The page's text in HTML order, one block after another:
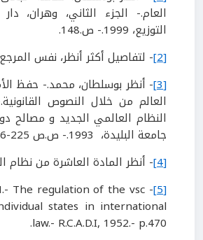
العام.- الجزء الثاني، وهران،
التوزيع، 1999.- ص.148.
[2] - لتفاصيل أكثر أنظر، نفس المرجع
[3] - أنظر بوسلطان، محمد.- حفظ
العالم من خلال النصوص
النظام العالمي الجديد و مصالح
جامعة البليدة، 1993.- ص.ص 225-246.
[4] - أنظر المادة العاشرة من نظام
[5]
The regulation of the vsc
states in international
law.- R.C.A.D.I, 1952.- p.470.